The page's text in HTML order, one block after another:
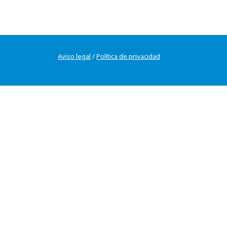
Aviso legal /Política de privacidad